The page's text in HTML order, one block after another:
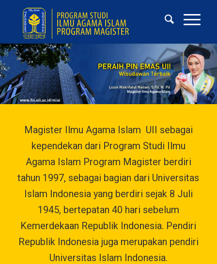
Magister Ilmu Agama Islam UII sebagai
kependekan dari Program Studi Ilmu
Agama Islam Program Magister berdiri
tahun 1997, sebagai bagian dari Universitas
Islam Indonesia yang berdiri sejak 8 Juli
1945, bertepatan 40 hari sebelum
Kemerdekaan Republik Indonesia. Pendiri
Republik Indonesia juga merupakan pendiri
Universitas Islam Indonesia.